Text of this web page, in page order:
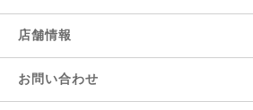
店舗情報
お問い合わせ